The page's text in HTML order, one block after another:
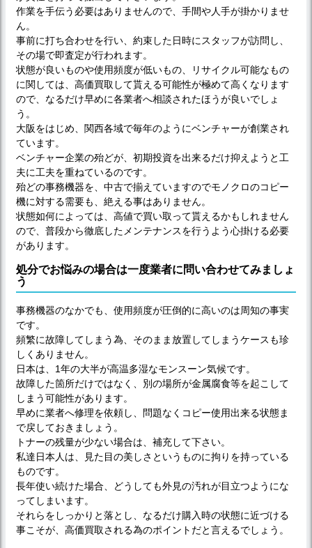
作業を手伝う必要はありませんので、手間や人手が掛かりませ
ん。
事前に打ち合わせを行い、約束した日時にスタッフが訪問し、
その場で即査定が行われます。
状態が良いものや使用頻度が低いもの、リサイクル可能なもの
に関しては、高価買取して貰える可能性が極めて高くなります
ので、なるだけ早めに各業者へ相談されたほうが良いでしょ
う。
大阪をはじめ、関西各域で毎年のようにベンチャーが創業され
ています。
ベンチャー企業の殆どが、初期投資を出来るだけ抑えようと工
夫に工夫を重ねているのです。
殆どの事務機器を、中古で揃えていますのでモノクロのコピー
機に対する需要も、絶える事はありません。
状態如何によっては、高値で買い取って貰えるかもしれません
ので、普段から徹底したメンテナンスを行うよう心掛ける必要
があります。
処分でお悩みの場合は一度業者に問い合わせてみましょ
う
事務機器のなかでも、使用頻度が圧倒的に高いのは周知の事実
です。
頻繁に故障してしまう為、そのまま放置してしまうケースも珍
しくありません。
日本は、1年の大半が高温多湿なモンスーン気候です。
故障した箇所だけではなく、別の場所が金属腐食等を起こして
しまう可能性があります。
早めに業者へ修理を依頼し、問題なくコピー使用出来る状態ま
で戻しておきましょう。
トナーの残量が少ない場合は、補充して下さい。
私達日本人は、見た目の美しさというものに拘りを持っている
ものです。
長年使い続けた場合、どうしても外見の汚れが目立つようにな
ってしまいます。
それらをしっかりと落とし、なるだけ購入時の状態に近づける
事こそが、高価買取される為のポイントだと言えるでしょう。